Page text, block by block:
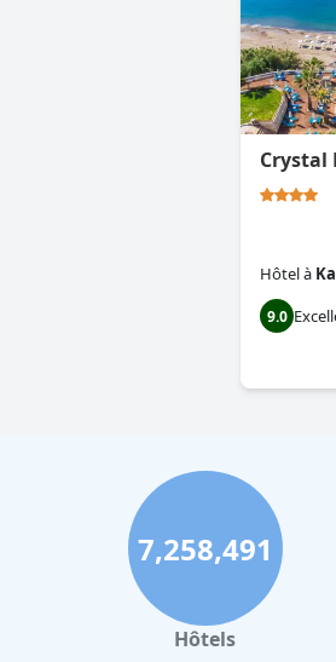
Crystal
Hôtelà
9.0
7,258,491
Hôtels